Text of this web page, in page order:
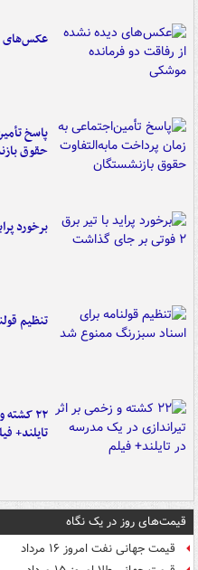
عکس‌های
پاسخ
حقوق
برخورد پراید با
تنظیم
۲۲
تایلند+
قیمت‌های روز در یک نگاه
قیمت جهانی نفت امروز ۱۶ مرداد